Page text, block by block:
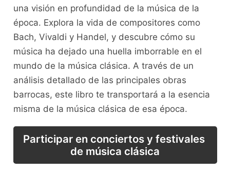
una visión en profundidad‌ de la música de la
época. Explora la⁢ vida de‌ compositores como​
Bach, Vivaldi y Handel, y descubre cómo su
música ha ⁣dejado una huella ⁤imborrable en el
mundo de la ​música clásica. A través⁣ de un
análisis detallado de las principales⁤ obras
barrocas, este ⁣libro ⁣te ‍transportará⁢ a la esencia
misma de ​la‍ música clásica de esa época.
Participar ‍en conciertos y festivales ​
de música clásica